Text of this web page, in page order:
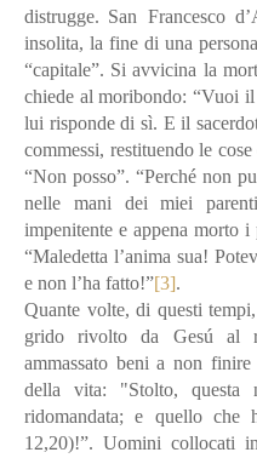
distrugge. San Francesco
insolita, la fine di una
“capitale”. Si avvicina la
chiede al moribondo: “Vuoi
lui risponde di sì. E il
commessi, restituendo le
“Non posso”. “Perché non
nelle mani dei miei
impenitente e appena morto
“Maledetta l’anima sua!
e non l’ha fatto!”[3].
Quante volte, di questi
grido rivolto da Gesú al
ammassato beni a non
della vita: "Stolto, questa
ridomandata; e quello
12,20)!”. Uomini collocati